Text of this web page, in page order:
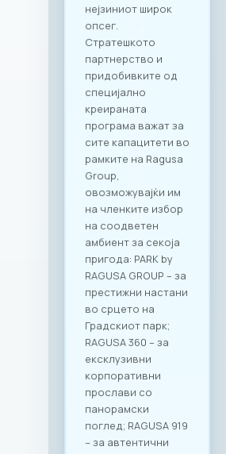
нејзиниот широк
опсег.
Стратешкото
партнерство и
придобивките од
специјално
креираната
програма важат за
сите капацитети во
рамките на Ragusa
Group,
овозможувајќи им
на членките избор
на соодветен
амбиент за секоја
пригода: PARK by
RAGUSA GROUP – за
престижни настани
во срцето на
Градскиот парк;
RAGUSA 360 – за
ексклузивни
корпоративни
прослави со
панорамски
поглед; RAGUSA 919
– за автентични